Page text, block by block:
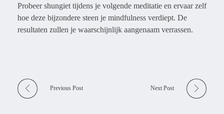
Probeer shungiet tijdens je volgende meditatie en ervaar zelf
hoe deze bijzondere steen je mindfulness verdiept. De
resultaten zullen je waarschijnlijk aangenaam verrassen.
Previous Post Next Post